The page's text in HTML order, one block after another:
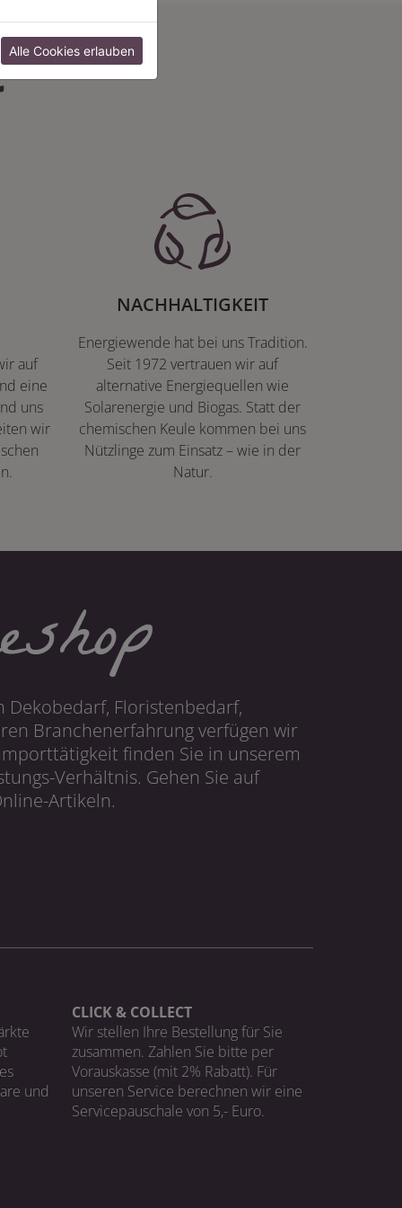
auf
eine
uns
wir
NACHHALTIGKEIT
Energiewende hat bei uns Tradition.
Seit 1972 vertrauen wir auf
alternative Energiequellen wie
Solarenergie und Biogas. Statt der
chemischen Keule kommen bei uns
Nützlinge zum Einsatz – wie in der
Natur.
Floristenbedarf,
Branchenerfahrung verfügen wir
finden Sie in unserem
Verhältnis. Gehen Sie auf
Artikeln.
und
CLICK & COLLECT
Wir stellen Ihre Bestellung für Sie
zusammen. Zahlen Sie bitte per
Vorauskasse (mit 2% Rabatt). Für
unseren Service berechnen wir eine
Servicepauschale von 5,- Euro.
Alle Cookies erlauben